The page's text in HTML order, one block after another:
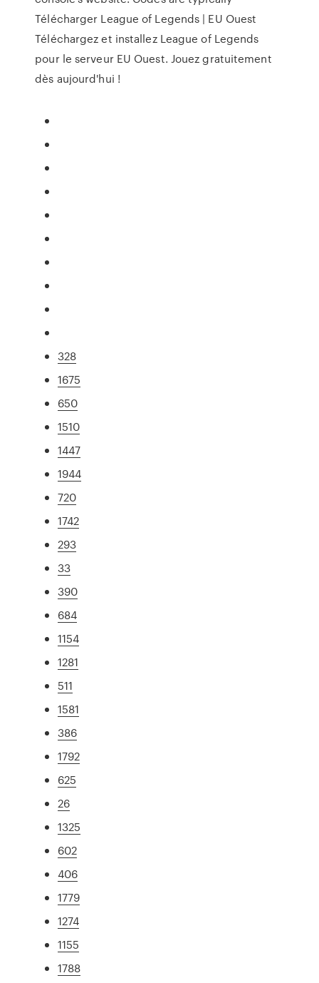
Télécharger League of Legends | EU Ouest
Téléchargez et installez League of Legends
pour le serveur EU Ouest. Jouez gratuitement
dès aujourd'hui !
328
1675
650
1510
1447
1944
720
1742
293
33
390
684
1154
1281
511
1581
386
1792
625
26
1325
602
406
1779
1274
1155
1788